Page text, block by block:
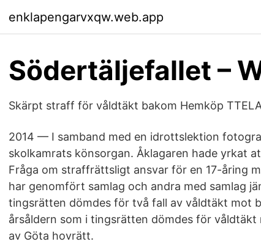
enklapengarvxqw.web.app
Södertäljefallet –
Skärpt straff för våldtäkt bakom Hemköp
2014 — I samband med en idrottslektion
skolkamrats könsorgan. Åklagaren hade yrkat
Fråga om straffrättsligt ansvar för en 17-åring
har genomfört samlag och andra med samlag
tingsrätten dömdes för två fall av våldtäkt mot
årsåldern som i tingsrätten dömdes för
av Göta hovrätt.